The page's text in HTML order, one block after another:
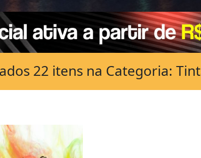
22 itens na Categoria: